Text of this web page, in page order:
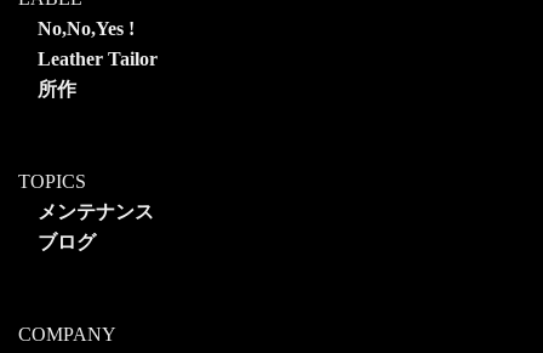
No,No,Yes !
Leather Tailor
所作
TOPICS
メンテナンス
ブログ
COMPANY